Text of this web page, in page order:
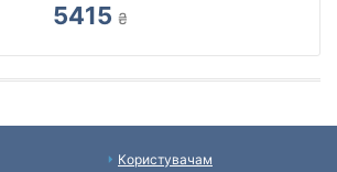
5415 ₴
Користувачам